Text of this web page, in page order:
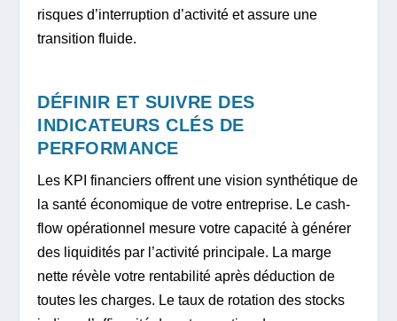
risques d’interruption d’activité et assure une
transition fluide.
DÉFINIR ET SUIVRE DES
INDICATEURS CLÉS DE
PERFORMANCE
Les KPI financiers offrent une vision synthétique de
la santé économique de votre entreprise. Le cash-
flow opérationnel mesure votre capacité à générer
des liquidités par l’activité principale. La marge
nette révèle votre rentabilité après déduction de
toutes les charges. Le taux de rotation des stocks